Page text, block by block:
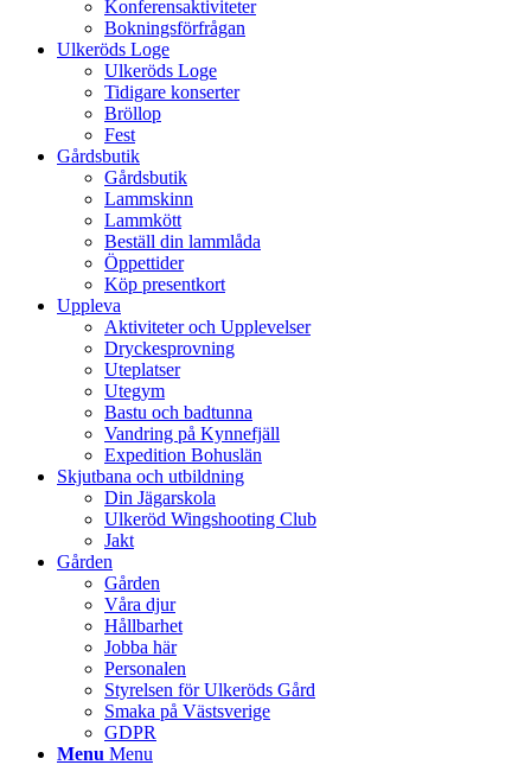
Konferensaktiviteter
Bokningsförfrågan
Ulkeröds Loge
Ulkeröds Loge
Tidigare konserter
Bröllop
Fest
Gårdsbutik
Gårdsbutik
Lammskinn
Lammkött
Beställ din lammlåda
Öppettider
Köp presentkort
Uppleva
Aktiviteter och Upplevelser
Dryckesprovning
Uteplatser
Utegym
Bastu och badtunna
Vandring på Kynnefjäll
Expedition Bohuslän
Skjutbana och utbildning
Din Jägarskola
Ulkeröd Wingshooting Club
Jakt
Gården
Gården
Våra djur
Hållbarhet
Jobba här
Personalen
Styrelsen för Ulkeröds Gård
Smaka på Västsverige
GDPR
Menu Menu